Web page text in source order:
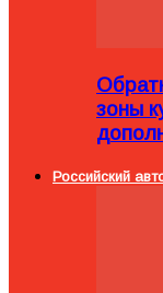
зоны
Российский